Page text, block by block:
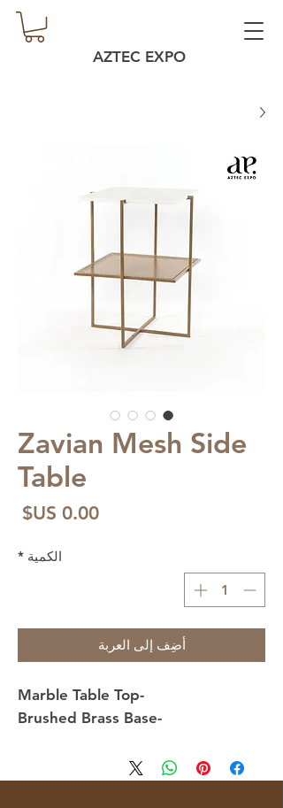
AZTEC EXPO
Zavian Mesh Side
Table
الكمية *
أضِف إلى العربة
-Marble Table Top
-Brushed Brass Base